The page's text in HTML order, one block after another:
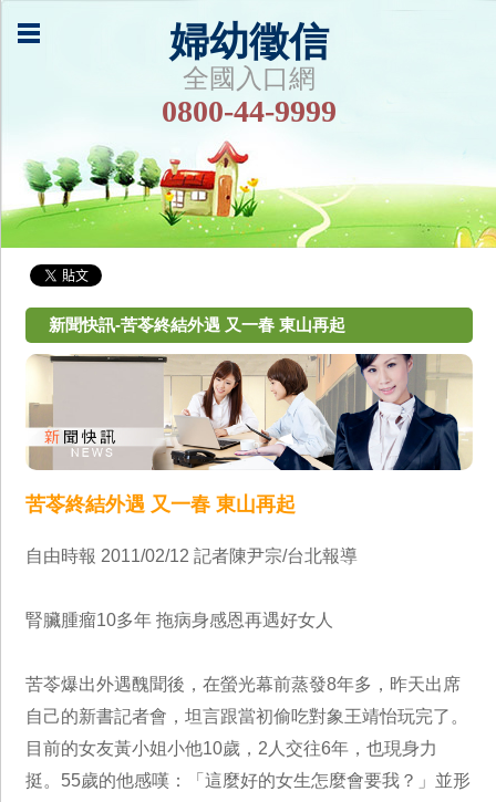
婦幼徵信
全國入口網
0800-44-9999
新聞快訊-苦苓終結外遇 又一春 東山再起
苦苓終結外遇 又一春 東山再起
自由時報 2011/02/12 記者陳尹宗/台北報導
腎臟腫瘤10多年 拖病身感恩再遇好女人
苦苓爆出外遇醜聞後，在螢光幕前蒸發8年多，昨天出席
自己的新書記者會，坦言跟當初偷吃對象王靖怡玩完了。
目前的女友黃小姐小他10歲，2人交往6年，也現身力
挺。55歲的他感嘆：「這麼好的女生怎麼會要我？」並形